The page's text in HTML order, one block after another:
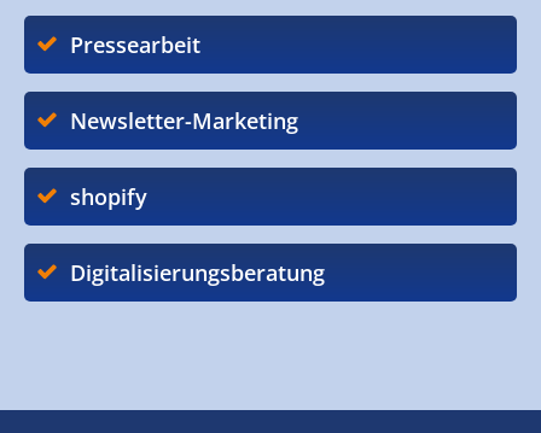
Pressearbeit
Newsletter-Marketing
shopify
Digitalisierungsberatung